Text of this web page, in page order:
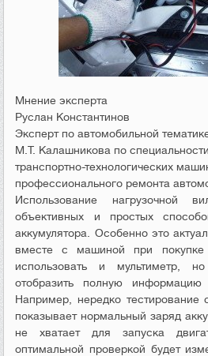
Мнение эксперта
Руслан Константинов
Эксперт по автомобильной
М.Т. Калашникова по
транспортно-технологических
профессионального ремонта
Использование нагрузочной
объективных и простых
аккумулятора. Особенно это
вместе с машиной при
использовать и мультиметр,
отобразить полную информацию
Например, нередко
показывает нормальный заряд
не хватает для запуска
оптимальной проверкой будет